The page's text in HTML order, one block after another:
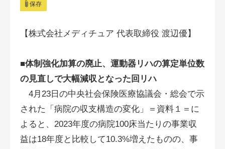
保存
【株式会社メディチュア 代表取締役 渡辺優】
■体制強化加算の廃止、運動器リハの算定単位数
の見直しで大幅減収となった回リハ
4月23日の中央社会保険医療協議会・総会で示
された「病院の収支構造の変化」＝資料１＝に
よると、2023年度の病院100床当たりの事業収
益は18年度と比較して10.3%増えたものの、事